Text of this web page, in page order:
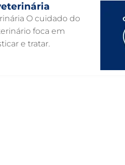
FISIOTERAPIA
O cuidado do
foca em
e tratar.